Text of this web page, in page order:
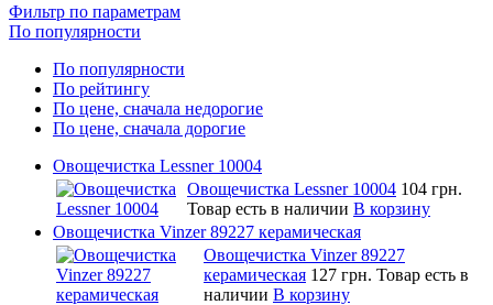
Фильтр по параметрам
По популярности
По популярности
По рейтингу
По цене, сначала недорогие
По цене, сначала дорогие
Овощечистка Lessner 10004
Овощечистка Lessner 10004 104 грн.
Товар есть в наличии В корзину
Овощечистка Vinzer 89227 керамическая
Овощечистка Vinzer 89227
керамическая 127 грн. Товар есть в
наличии В корзину